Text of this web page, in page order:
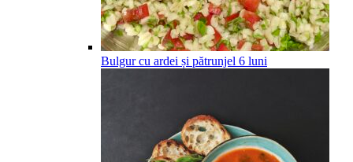
Bulgur cu ardei și pătrunjel 6 luni